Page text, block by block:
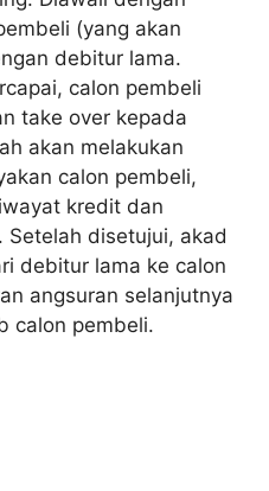
(yang akan
debitur lama.
calon pembeli
take over kepada
akan melakukan
calon pembeli,
kredit dan
Setelah disetujui, akad
debitur lama ke calon
angsuran selanjutnya
calon pembeli.